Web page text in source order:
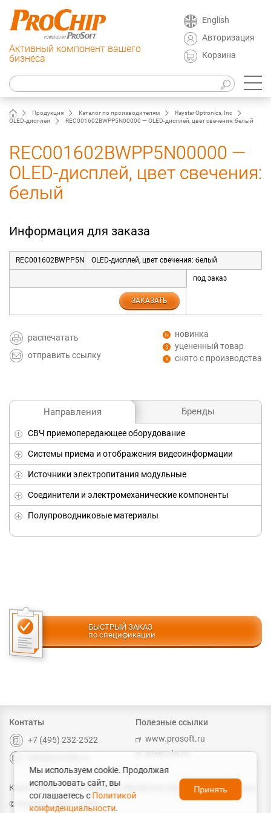
Активный компонент вашего
бизнеса
English
Авторизация
Корзина
Продукция Каталог по производителям
Raystar Optronics, Inc
OLED-дисплеи
REC001602BWPP5N00000 — OLED-дисплей, цвет свечения: белый
Направления Бренды
СВЧ приемопередающее оборудование
Системы приема и отображения видеоинформации
Источники электропитания модульные
Соединители и электромеханические компоненты
Полупроводниковые материалы
БЫСТРЫЙ ЗАКАЗ
по спецификации
REC001602BWPP5N00000 —
OLED-дисплей, цвет свечения:
белый
Информация для заказа
REC001602BWPP5N00000OLED-дисплей, цвет свечения: белый
под заказ
ЗАКАЗАТЬ
распечатать
отправить ссылку
новинка
уцененный товар
снято с производства
Контаты
+7 (495) 232-2522
Полезные ссылки
www.prosoft.ru
www.cta.ru
Карта сайта
Согласие на обработку персональных данных
© ProChip, 2004 – 2026
Мы используем cookie. Продолжая
использовать сайт, вы
соглашаетесь сПолитикой
конфиденциальности.
Принять